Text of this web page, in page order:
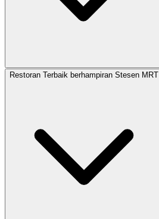
Restoran Terbaik berhampiran Stesen MRT